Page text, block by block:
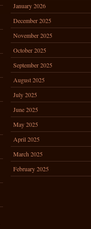
January 2026
December 2025
November 2025
October 2025
September 2025
August 2025
July 2025
June 2025
May 2025
April 2025
March 2025
February 2025